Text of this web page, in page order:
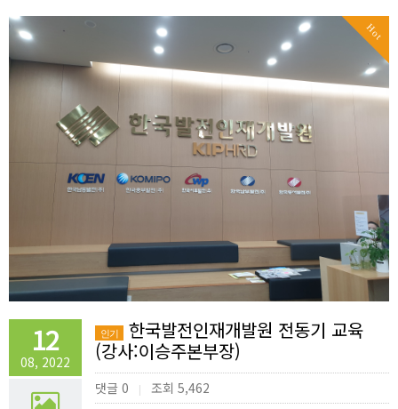
Hot
12
08, 2022
인기
한국발전인재개발원 전동기 교육
(강사:이승주본부장)
댓글 0 |
조회 5,462